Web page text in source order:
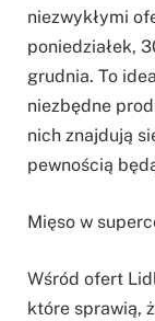
niezwykłymi
poniedziałek,
grudnia. To
niezbędne
nich znajdują
pewnością
Mięso w
Wśród ofert
które sprawią,